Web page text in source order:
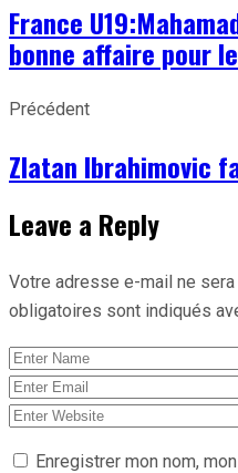
France
bonne affaire pour
Précédent
Zlatan Ibrahimovic
Leave a Reply
Votre adresse e-mail ne
obligatoires sont indiqués
Enregistrer mon nom,